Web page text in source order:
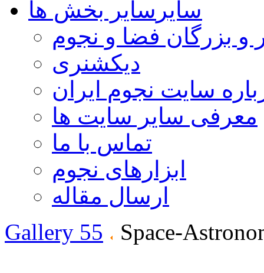
سایر سایر بخش ها
و بزرگان فضا و نجوم
دیکشنری
سایت نجوم ایران
معرفی سایر سایت ها
تماس با ما
ابزارهای نجوم
ارسال مقاله
Gallery 55
Space-